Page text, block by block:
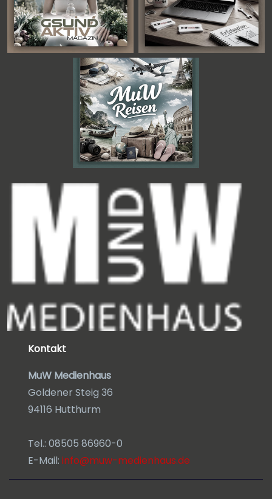
Kontakt
MuW Medienhaus
Goldener Steig 36
94116 Hutthurm
Tel.: 08505 86960-0
E-Mail: info@muw-medienhaus.de